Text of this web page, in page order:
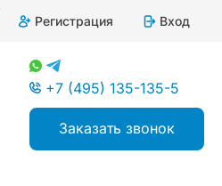
Регистрация Вход
+7 (495) 135-135-5
Заказать звонок